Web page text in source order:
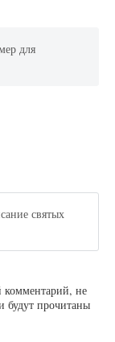
для
святых
комментарий, не
прочитаны